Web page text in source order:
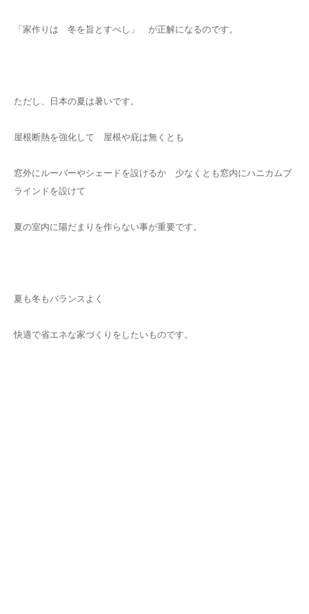
「家作りは 冬を旨とすべし」 が正解になるのです。
ただし、日本の夏は暑いです。
屋根断熱を強化して 屋根や庇は無くとも
窓外にルーバーやシェードを設けるか 少なくとも窓内にハニカムブ
ラインドを設けて
夏の室内に陽だまりを作らない事が重要です。
夏も冬もバランスよく
快適で省エネな家づくりをしたいものです。